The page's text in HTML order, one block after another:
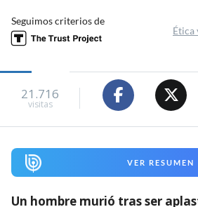
Seguimos criterios de
Ética
21.716
visitas
VER RESUMEN
Un hombre murió tras ser